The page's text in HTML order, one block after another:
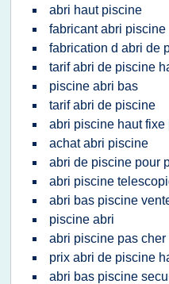
abri haut piscine
fabricant abri piscine
fabrication d abri de
tarif abri de piscine
piscine abri bas
tarif abri de piscine
abri piscine haut fixe
achat abri piscine
abri de piscine pour
abri piscine
abri bas piscine
piscine abri
abri piscine pas cher
prix abri de piscine
abri bas piscine